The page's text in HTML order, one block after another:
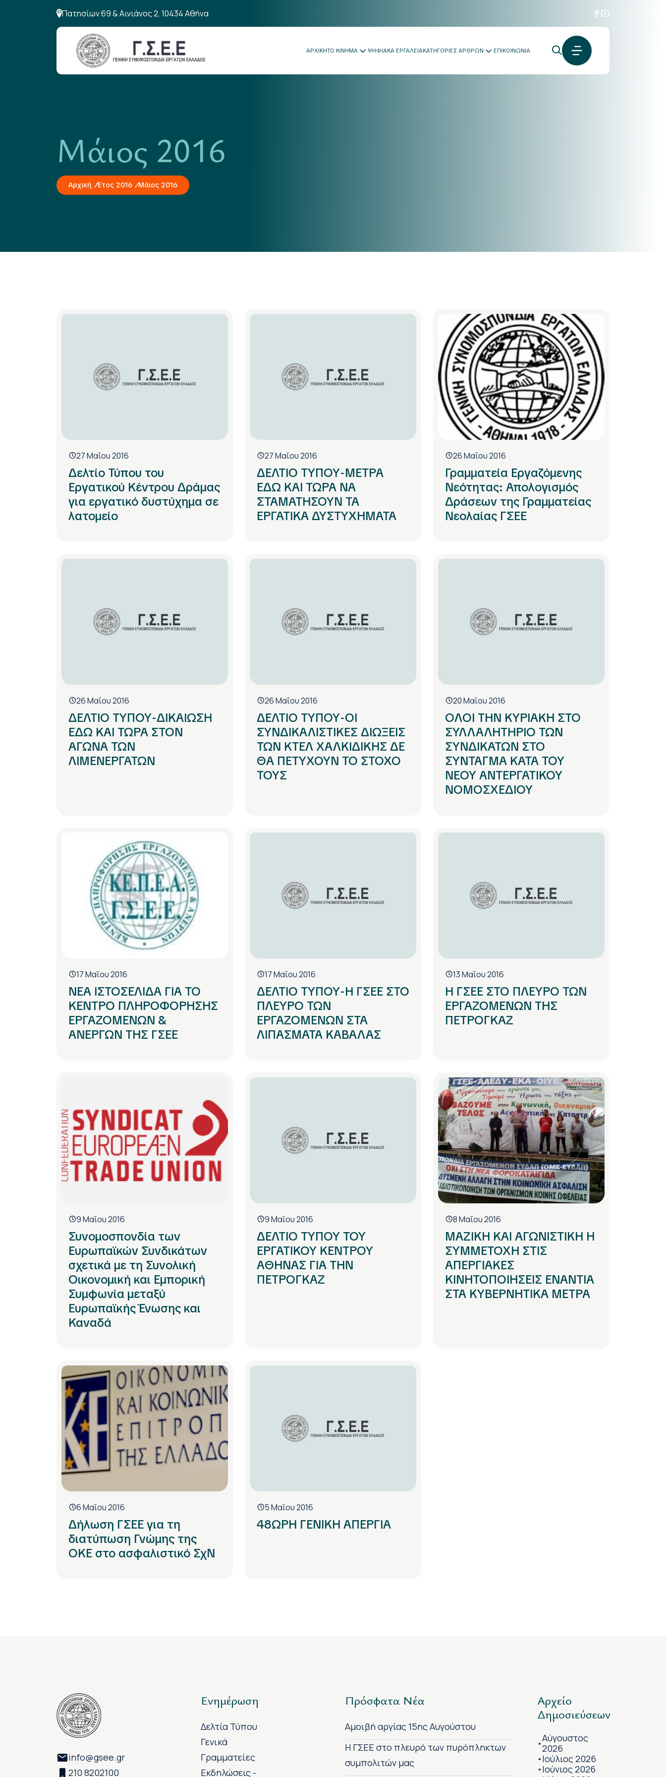
Πατησίων 69 & Αινιάνος 2, 10434 Αθήνα
ΑΡΧΙΚΗΤΟ ΚΙΝΗΜΑ ΨΗΦΙΑΚΑ ΕΡΓΑΛΕΙΑΚΑΤΗΓΟΡΙΕΣ ΑΡΘΡΩΝ ΕΠΙΚΟΙΝΩΝΙΑ
Μάιος 2016
Αρχική Έτος 2016 Μάιος 2016
27 Μαΐου 2016
Δελτίο Τύπου του
Εργατικού Κέντρου Δράμας
για εργατικό δυστύχημα σε
λατομείο
27 Μαΐου 2016
ΔΕΛΤΙΟ ΤΥΠΟΥ-ΜΕΤΡΑ
ΕΔΩ ΚΑΙ ΤΩΡΑ ΝΑ
ΣΤΑΜΑΤΗΣΟΥΝ ΤΑ
ΕΡΓΑΤΙΚΑ ΔΥΣΤΥΧΗΜΑΤΑ
26 Μαΐου 2016
Γραμματεία Εργαζόμενης
Νεότητας: Απολογισμός
Δράσεων της Γραμματείας
Νεολαίας ΓΣΕΕ
26 Μαΐου 2016
ΔΕΛΤΙΟ ΤΥΠΟΥ-ΔΙΚΑΙΩΣΗ
ΕΔΩ ΚΑΙ ΤΩΡΑ ΣΤΟΝ
ΑΓΩΝΑ ΤΩΝ
ΛΙΜΕΝΕΡΓΑΤΩΝ
26 Μαΐου 2016
ΔΕΛΤΙΟ ΤΥΠΟΥ-ΟΙ
ΣΥΝΔΙΚΑΛΙΣΤΙΚΕΣ ΔΙΩΞΕΙΣ
ΤΩΝ ΚΤΕΛ ΧΑΛΚΙΔΙΚΗΣ ΔΕ
ΘΑ ΠΕΤΥΧΟΥΝ ΤΟ ΣΤΟΧΟ
ΤΟΥΣ
20 Μαΐου 2016
ΟΛΟΙ ΤΗΝ ΚΥΡΙΑΚΗ ΣΤΟ
ΣΥΛΛΑΛΗΤΗΡΙΟ ΤΩΝ
ΣΥΝΔΙΚΑΤΩΝ ΣΤΟ
ΣΥΝΤΑΓΜΑ ΚΑΤΑ ΤΟΥ
ΝΕΟΥ ΑΝΤΕΡΓΑΤΙΚΟΥ
ΝΟΜΟΣΧΕΔΙΟΥ
17 Μαΐου 2016
ΝΕΑ ΙΣΤΟΣΕΛΙΔΑ ΓΙΑ ΤΟ
ΚΕΝΤΡΟ ΠΛΗΡΟΦΟΡΗΣΗΣ
ΕΡΓΑΖΟΜΕΝΩΝ &
ΑΝΕΡΓΩΝ ΤΗΣ ΓΣΕΕ
17 Μαΐου 2016
ΔΕΛΤΙΟ ΤΥΠΟΥ-Η ΓΣΕΕ ΣΤΟ
ΠΛΕΥΡΟ ΤΩΝ
ΕΡΓΑΖΟΜΕΝΩΝ ΣΤΑ
ΛΙΠΑΣΜΑΤΑ ΚΑΒΑΛΑΣ
13 Μαΐου 2016
H ΓΣΕΕ ΣΤΟ ΠΛΕΥΡΟ ΤΩΝ
ΕΡΓΑΖΟΜΕΝΩΝ ΤΗΣ
ΠΕΤΡΟΓΚΑΖ
9 Μαΐου 2016
Συνομοσπονδία των
Ευρωπαϊκών Συνδικάτων
σχετικά με τη Συνολική
Οικονομική και Εμπορική
Συμφωνία μεταξύ
Ευρωπαϊκής Ένωσης και
Καναδά
9 Μαΐου 2016
ΔΕΛΤΙΟ ΤΥΠΟΥ ΤΟΥ
ΕΡΓΑΤΙΚΟΥ ΚΕΝΤΡΟΥ
ΑΘΗΝΑΣ ΓΙΑ ΤΗΝ
ΠΕΤΡΟΓΚΑΖ
8 Μαΐου 2016
ΜΑΖΙΚΗ ΚΑΙ ΑΓΩΝΙΣΤΙΚΗ Η
ΣΥΜΜΕΤΟΧΗ ΣΤΙΣ
ΑΠΕΡΓΙΑΚΕΣ
ΚΙΝΗΤΟΠΟΙΗΣΕΙΣ ΕΝΑΝΤΙΑ
ΣΤΑ ΚΥΒΕΡΝΗΤΙΚΑ ΜΕΤΡΑ
6 Μαΐου 2016
Δήλωση ΓΣΕΕ για τη
διατύπωση Γνώμης της
ΟΚΕ στο ασφαλιστικό ΣχΝ
5 Μαΐου 2016
48ΩΡΗ ΓΕΝΙΚΗ ΑΠΕΡΓΙΑ
info@gsee.gr
210 8202100
Ενημέρωση
Δελτία Τύπου
Γενικά
Γραμματείες
Εκδηλώσεις -
Πρόσφατα Νέα
Αμοιβή αργίας 15ης Αυγούστου
H ΓΣΕΕ στο πλευρό των πυρόπληκτων
συμπολιτών μας
Αρχείο
Δημοσιεύσεων
•Αύγουστος
2026
•Ιούλιος 2026
•Ιούνιος 2026